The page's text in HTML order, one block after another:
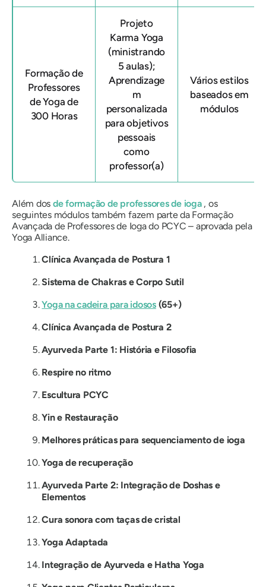
Formação de
Professores
de Yoga de
300 Horas
Projeto
Karma Yoga
(ministrando
5 aulas);
Aprendizage
m
personalizada
para objetivos
pessoais
como
professor(a)
Vários estilos
baseados em
módulos
Além dos de formação de professores de ioga, os
seguintes módulos também fazem parte da Formação
Avançada de Professores de Ioga do PCYC – aprovada pela
Yoga Alliance.
Clínica Avançada de Postura 1
Sistema de Chakras e Corpo Sutil
Yoga na cadeira para idosos(65+)
Clínica Avançada de Postura 2
Ayurveda Parte 1: História e Filosofia
Respire no ritmo
Escultura PCYC
Yin e Restauração
Melhores práticas para sequenciamento de ioga
Yoga de recuperação
Ayurveda Parte 2: Integração de Doshas e
Elementos
Cura sonora com taças de cristal
Yoga Adaptada
Integração de Ayurveda e Hatha Yoga